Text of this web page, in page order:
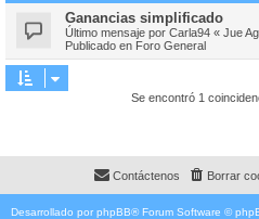
Ganancias simplificado
Último mensaje por Carla94 « Jue
Publicado en Foro General
Se encontró 1
Borrar
Contáctenos
Desarrollado por phpBB® Forum Software ©